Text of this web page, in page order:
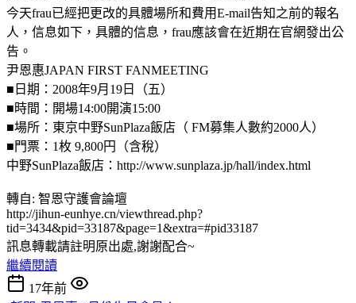
今天frau已經把更改的具體場所和費用E-mail告知之前的報名
人，信息如下，具體的信息，frau應該會在近期在官網發出公
告。
尹恩惠JAPAN FIRST FANMEETING
■日期：2008年9月19日（五）
■時間：開場14:00開演15:00
■場所：東京中野SunPlaza飯店（ FM募集人數約2000人）
■門票：1枚 9,800円（含稅）
中野SunPlaza飯店：http://www.sunplaza.jp/hall/index.html
轉自: 智恩守護會論壇
http://jihun-eunhye.cn/viewthread.php?
tid=3434&pid=33187&page=1&extra=#pid33187
訊息轉載請註明原出處,謝謝配合~
繼續閱讀
17年前